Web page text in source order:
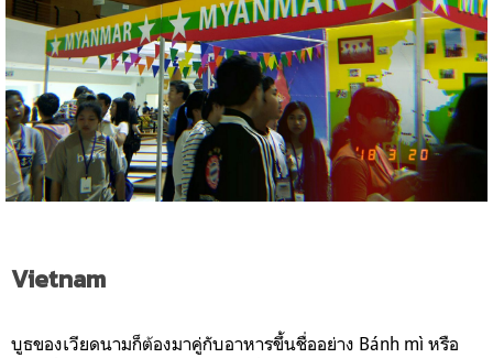
Vietnam
บูธของเวียดนามก็ต้องมาคู่กับอาหารขึ้นชื่ออย่าง Bánh mì หรือ